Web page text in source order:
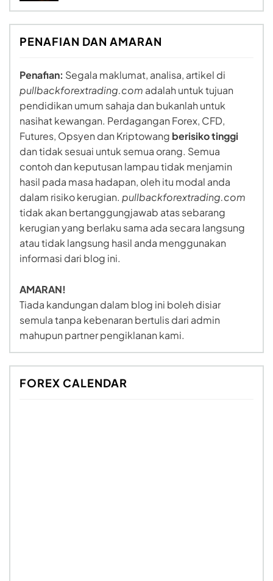
PENAFIAN DAN AMARAN
Penafian: Segala maklumat, analisa, artikel di
pullbackforextrading.com adalah untuk tujuan
pendidikan umum sahaja dan bukanlah untuk
nasihat kewangan. Perdagangan Forex, CFD,
Futures, Opsyen dan Kriptowang berisiko tinggi
dan tidak sesuai untuk semua orang. Semua
contoh dan keputusan lampau tidak menjamin
hasil pada masa hadapan, oleh itu modal anda
dalam risiko kerugian. pullbackforextrading.com
tidak akan bertanggungjawab atas sebarang
kerugian yang berlaku sama ada secara langsung
atau tidak langsung hasil anda menggunakan
informasi dari blog ini.
AMARAN!
Tiada kandungan dalam blog ini boleh disiar
semula tanpa kebenaran bertulis dari admin
mahupun partner pengiklanan kami.
FOREX CALENDAR